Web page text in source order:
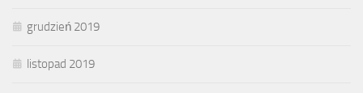
grudzień 2019
listopad 2019